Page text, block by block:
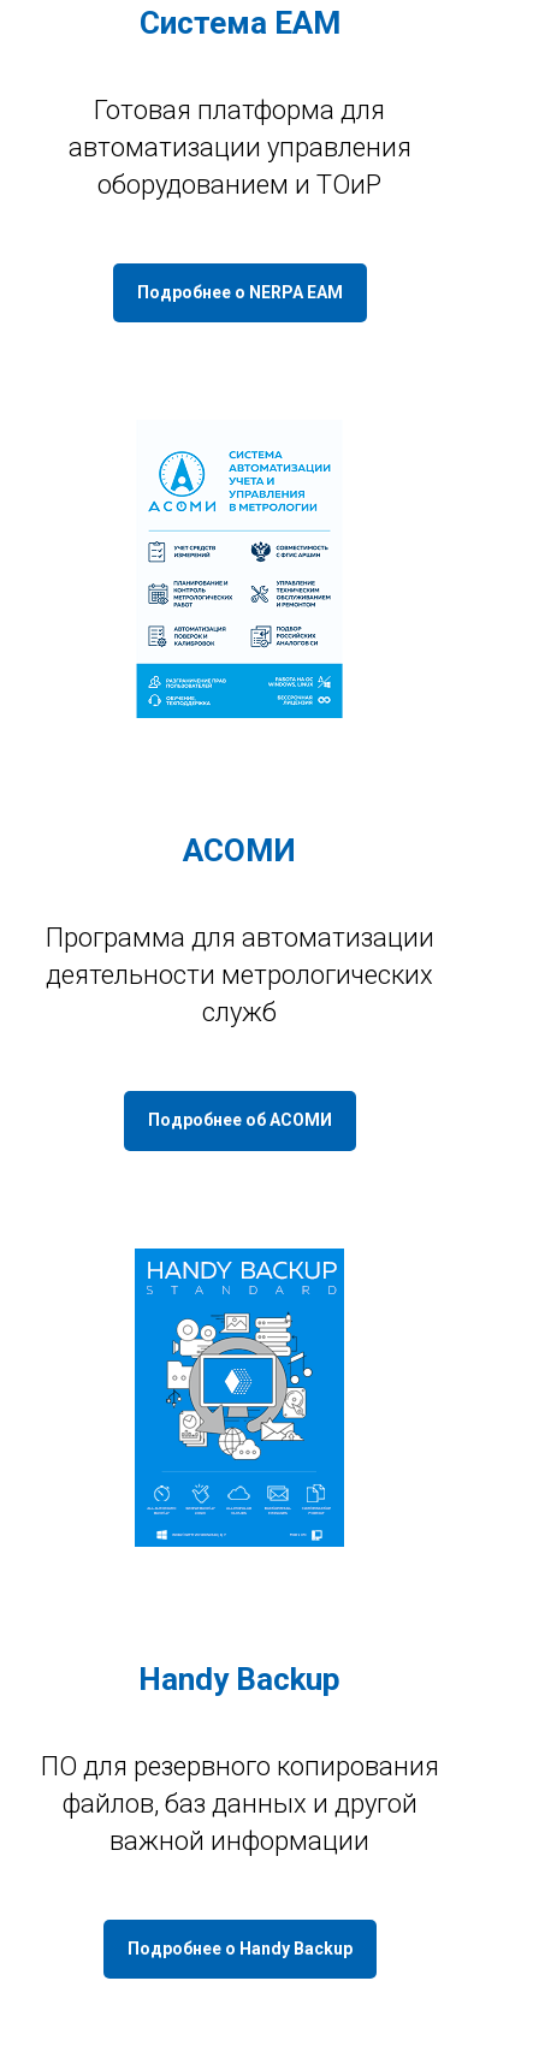
Cистема EAM
Готовая платформа для
автоматизации управления
оборудованием и ТОиР
Подробнее о NERPA EAM
АСОМИ
Программа для автоматизации
деятельности метрологических
служб
Подробнее об АСОМИ
Handy Backup
ПО для резервного копирования
файлов, баз данных и другой
важной информации
Подробнее о Handy Backup